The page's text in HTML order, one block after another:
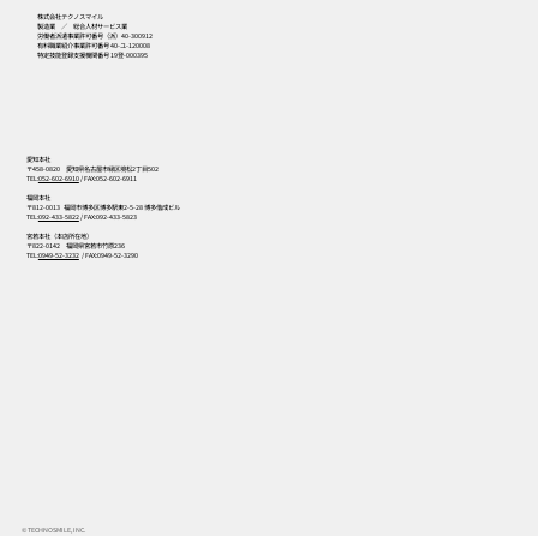
株式会社テクノスマイル
製造業 ／ 総合人材サービス業
労働者派遣事業許可番号（派）40-300912
有料職業紹介事業許可番号 40-ユ-120008
特定技能登録支援機関番号 19登-000395
愛知本社
〒458-0820 愛知県名古屋市緑区境松2丁目502
TEL:052-602-6910/ FAX:052-602-6911
福岡本社
〒812-0013 福岡市博多区博多駅東2-5-28 博多偕成ビル
TEL:092-433-5822/ FAX:092-433-5823
宮若本社（本店所在地）
〒822-0142 福岡県宮若市竹原236
TEL:0949-52-3232/ FAX:0949-52-3290
© TECHNOSMILE, INC.